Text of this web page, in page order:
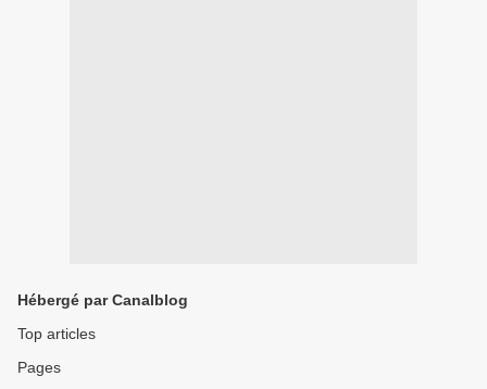
Hébergé par Canalblog
Top articles
Pages